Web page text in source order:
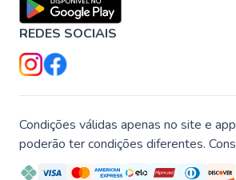
REDES SOCIAIS
Condições válidas apenas no site e
poderão ter condições diferentes.